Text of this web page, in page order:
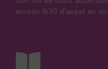
environ 1h30 d’appel en